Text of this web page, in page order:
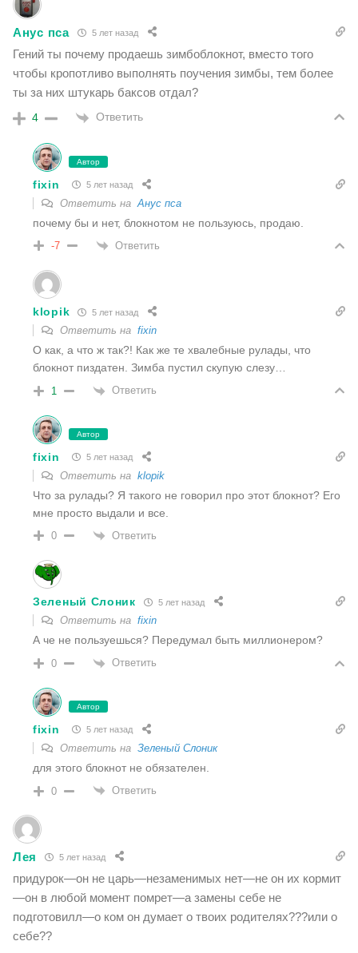
Aнус пса 5 лет назад
Гений ты почему продаешь зимбоблокнот, вместо того
чтобы кропотливо выполнять поучения зимбы, тем более
ты за них штукарь баксов отдал?
4 Ответить
Автор
fixin 5 лет назад
Ответить на Aнус пса
почему бы и нет, блокнотом не пользуюсь, продаю.
-7 Ответить
klopik 5 лет назад
Ответить на fixin
О как, а что ж так?! Как же те хвалебные рулады, что
блокнот пиздатен. Зимба пустил скупую слезу…
1 Ответить
Автор
fixin 5 лет назад
Ответить на klopik
Что за рулады? Я такого не говорил про этот блокнот? Его
мне просто выдали и все.
0 Ответить
Зеленый Слоник 5 лет назад
Ответить на fixin
А че не пользуешься? Передумал быть миллионером?
0 Ответить
Автор
fixin 5 лет назад
Ответить на Зеленый Слоник
для этого блокнот не обязателен.
0 Ответить
Лея 5 лет назад
придурок—он не царь—незаменимых нет—не он их кормит
—он в любой момент помрет—а замены себе не
подготовилл—о ком он думает о твоих родителях???или о
себе??